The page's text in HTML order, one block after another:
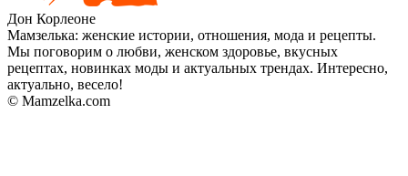
Дон Корлеоне
Мамзелька: женские истории, отношения, мода и рецепты.
Мы поговорим о любви, женском здоровье, вкусных
рецептах, новинках моды и актуальных трендах. Интересно,
актуально, весело!
© Mamzelka.com